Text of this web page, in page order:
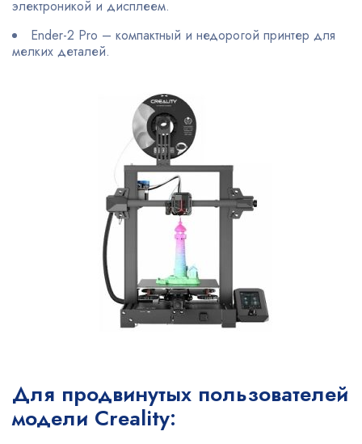
электроникой и дисплеем.
Ender-2 Pro – компактный и недорогой принтер для
мелких деталей.
Для продвинутых пользователей
модели Creality: